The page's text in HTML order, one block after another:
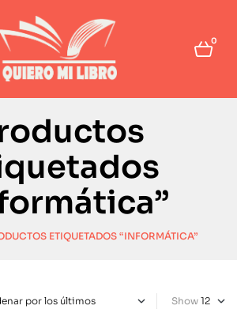
0
ETIQUETADOS “INFORMÁTICA”
Show